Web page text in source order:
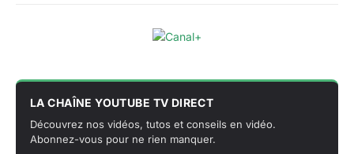
LA CHAÎNE YOUTUBE TV DIRECT
Découvrez nos vidéos, tutos et conseils en vidéo.
Abonnez-vous pour ne rien manquer.